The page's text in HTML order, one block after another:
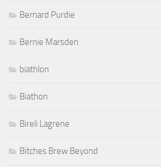
Bernard Purdie
Bernie Marsden
biathlon
Biathon
Bireli Lagrene
Bitches Brew Beyond